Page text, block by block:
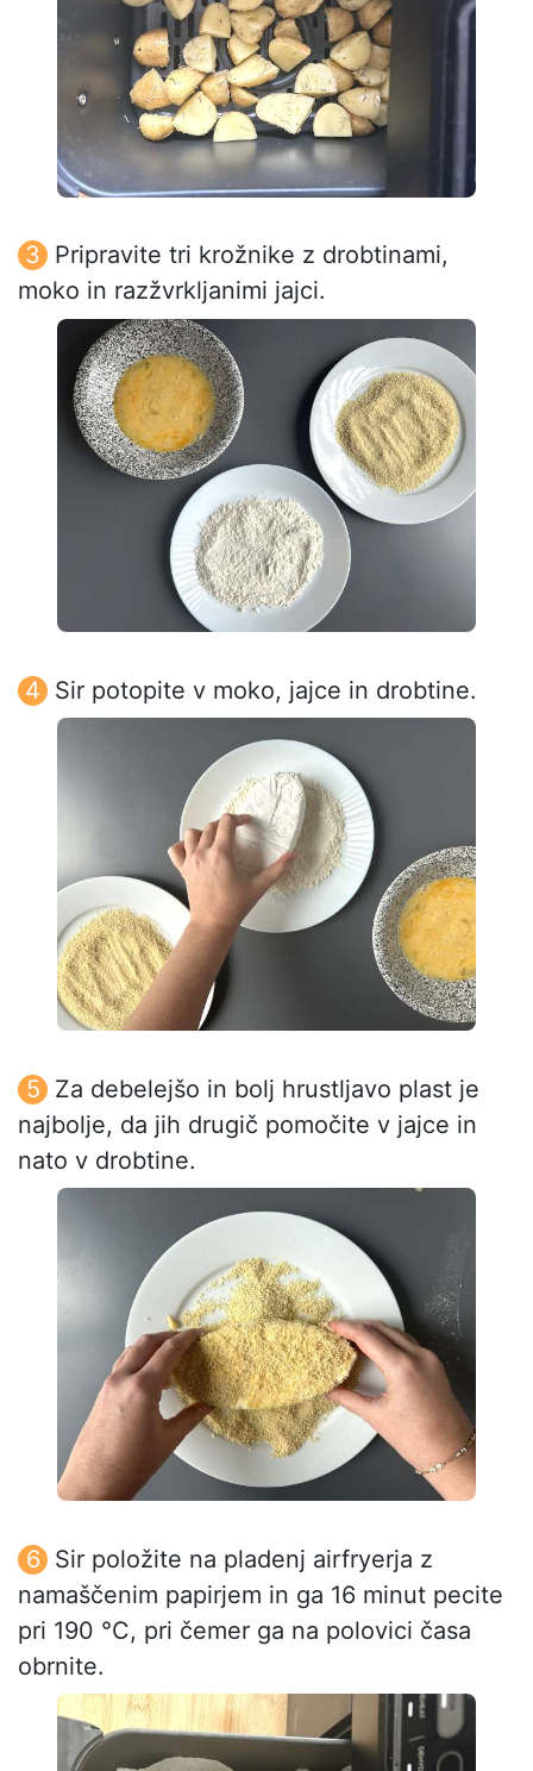
Pripravite tri krožnike z drobtinami,
moko in razžvrkljanimi jajci.
Sir potopite v moko, jajce in drobtine.
Za debelejšo in bolj hrustljavo plast je
najbolje, da jih drugič pomočite v jajce in
nato v drobtine.
Sir položite na pladenj airfryerja z
namaščenim papirjem in ga 16 minut pecite
pri 190 °C, pri čemer ga na polovici časa
obrnite.